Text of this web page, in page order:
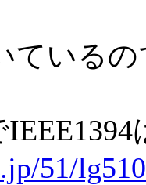
ている
51/